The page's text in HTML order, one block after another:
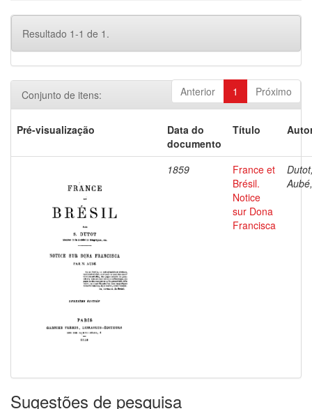
Resultado 1-1 de 1.
Anterior 1 Próximo
Conjunto de itens:
Pré-visualização
Data do
documento
Título
1859
France et
Brésil.
Notice
sur Dona
Francisca
Sugestões de pesquisa